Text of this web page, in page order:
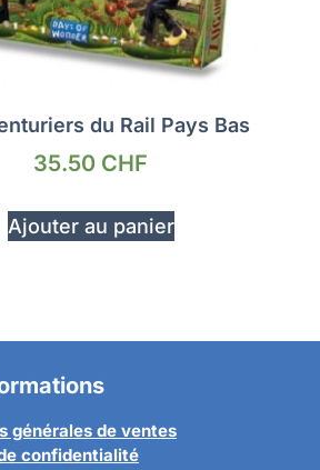
du Rail Pays Bas
35.50 CHF
Ajouter au panier
générales de ventes
confidentialité